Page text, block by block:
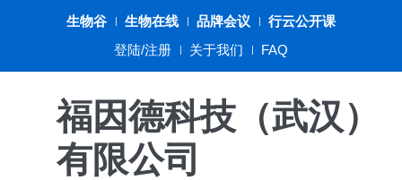
生物谷 生物在线 品牌会议
行云公开课
登陆/注册
关于我们 FAQ
福因德科技（武汉）
有限公司